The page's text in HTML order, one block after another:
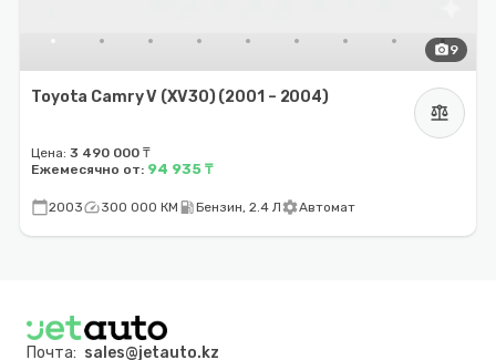
photo_camera9
Toyota Camry V (XV30) (2001 – 2004)
balance
Цена: 3 490 000 ₸
Ежемесячно от: 94 935 ₸
calendar_today2003speed300 000 КМ local_gas_stationБензин, 2.4 ЛsettingsАвтомат
Почта: sales@jetauto.kz